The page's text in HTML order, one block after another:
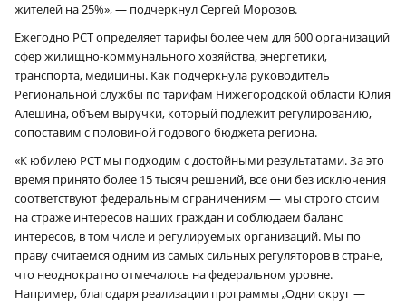
жителей на 25%», — подчеркнул Сергей Морозов.
Ежегодно РСТ определяет тарифы более чем для 600 организаций
сфер жилищно-коммунального хозяйства, энергетики,
транспорта, медицины. Как подчеркнула руководитель
Региональной службы по тарифам Нижегородской области Юлия
Алешина, объем выручки, который подлежит регулированию,
сопоставим с половиной годового бюджета региона.
«К юбилею РСТ мы подходим с достойными результатами. За это
время принято более 15 тысяч решений, все они без исключения
соответствуют федеральным ограничениям — мы строго стоим
на страже интересов наших граждан и соблюдаем баланс
интересов, в том числе и регулируемых организаций. Мы по
праву считаемся одним из самых сильных регуляторов в стране,
что неоднократно отмечалось на федеральном уровне.
Например, благодаря реализации программы „Одни округ —